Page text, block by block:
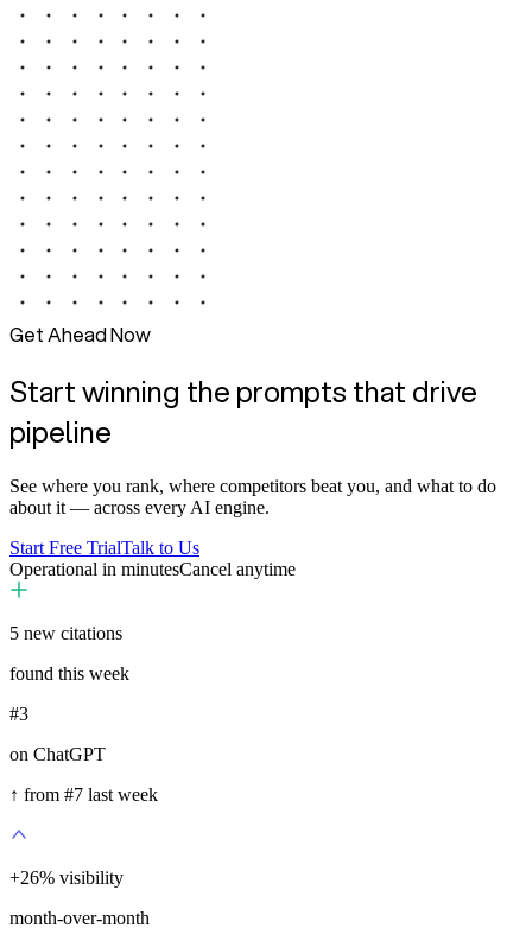
Get Ahead Now
Start winning the prompts that drive
pipeline
See where you rank, where competitors beat you, and what to do
about it — across every AI engine.
Start Free TrialTalk to Us
Operational in minutesCancel anytime
5 new citations
found this week
#3
on ChatGPT
↑ from #7 last week
+35% visibility
month-over-month